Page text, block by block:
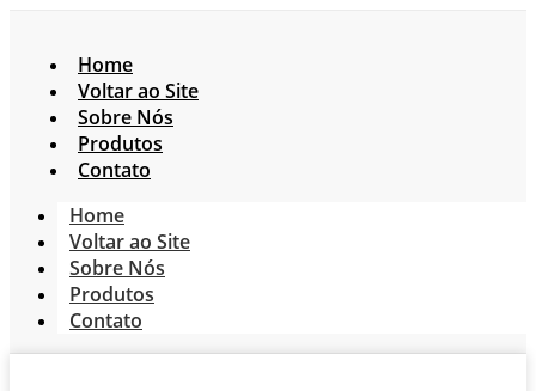
Home
Voltar ao Site
Sobre Nós
Produtos
Contato
Home
Voltar ao Site
Sobre Nós
Produtos
Contato